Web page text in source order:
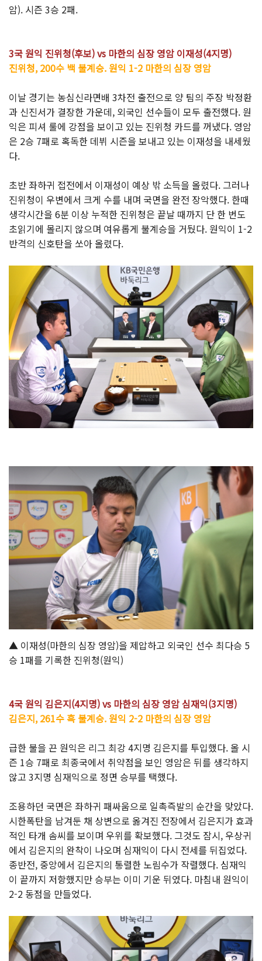
암). 시즌 3승 2패.
3국 원익 진위청(후보) vs 마한의 심장 영암 이재성(4지명)
진위청, 200수 백 불계승. 원익 1-2 마한의 심장 영암
이날 경기는 농심신라면배 3차전 출전으로 양 팀의 주장 박정환
과 신진서가 결장한 가운데, 외국인 선수들이 모두 출전했다. 원
익은 피셔 룰에 강점을 보이고 있는 진위청 카드를 꺼냈다. 영암
은 2승 7패로 혹독한 데뷔 시즌을 보내고 있는 이재성을 내세웠
다.
초반 좌하귀 접전에서 이재성이 예상 밖 소득을 올렸다. 그러나
진위청이 우변에서 크게 수를 내며 국면을 완전 장악했다. 한때
생각시간을 6분 이상 누적한 진위청은 끝날 때까지 단 한 번도
초읽기에 몰리지 않으며 여유롭게 불계승을 거뒀다. 원익이 1-2
반격의 신호탄을 쏘아 올렸다.
▲ 이재성(마한의 심장 영암)을 제압하고 외국인 선수 최다승 5
승 1패를 기록한 진위청(원익)
4국 원익 김은지(4지명) vs 마한의 심장 영암 심재익(3지명)
김은지, 261수 흑 불계승. 원익 2-2 마한의 심장 영암
급한 불을 끈 원익은 리그 최강 4지명 김은지를 투입했다. 올 시
즌 1승 7패로 최종국에서 취약점을 보인 영암은 뒤를 생각하지
않고 3지명 심재익으로 정면 승부를 택했다.
조용하던 국면은 좌하귀 패싸움으로 일촉즉발의 순간을 맞았다.
시한폭탄을 남겨둔 채 상변으로 옮겨진 전장에서 김은지가 효과
적인 타개 솜씨를 보이며 우위를 확보했다. 그것도 잠시, 우상귀
에서 김은지의 완착이 나오며 심재익이 다시 전세를 뒤집었다.
종반전, 중앙에서 김은지의 통렬한 노림수가 작렬했다. 심재익
이 끝까지 저항했지만 승부는 이미 기운 뒤였다. 마침내 원익이
2-2 동점을 만들었다.